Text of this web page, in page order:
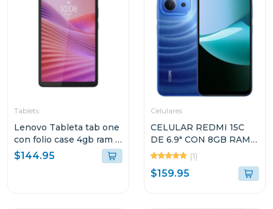
Tablets
Lenovo Tableta tab one
con folio case 4gb ram y
128gb de
almacenamiento lte gris
$144.95
Celulares
CELULAR REDMI 15C
DE 6.9" CON 8GB RAM Y
256GB DE
ALMACENAMIENTO
COLOR AZUL LUNAR
(1)
$159.95